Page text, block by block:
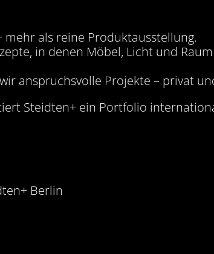
als reine Produktausstellung.
in denen Möbel, Licht und
anspruchsvolle Projekte – privat
Steidten+ ein Portfolio